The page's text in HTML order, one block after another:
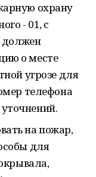
охрану
- 01, с
должен
о месте
угрозе для
телефона
на пожар,
для